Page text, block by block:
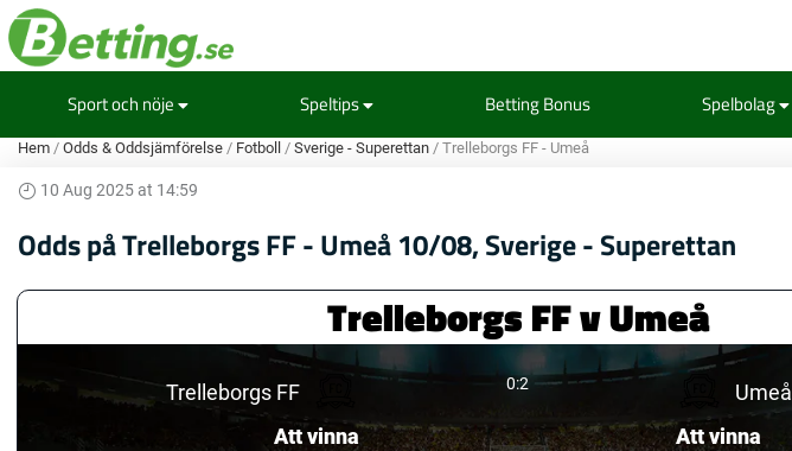
Sport och nöje Speltips Betting Bonus Spelbolag
Hem / Odds & Oddsjämförelse / Fotboll / Sverige - Superettan / Trelleborgs FF - Umeå
10 Aug 2025 at 14:59
Odds på Trelleborgs FF - Umeå 10/08, Sverige - Superettan
Trelleborgs FF v Umeå
Trelleborgs FF
Att vinna
0:2
Umeå
Att vinna